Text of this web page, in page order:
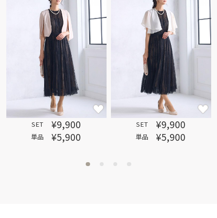
SET ¥9,900
単品 ¥5,900
SET ¥9,900
単品 ¥5,900